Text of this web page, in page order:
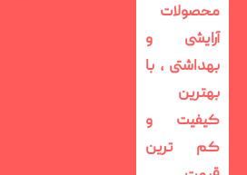
محصولات
آرایشی و
بهداشتی ، با
بهترین
کیفیت و
کم ترین